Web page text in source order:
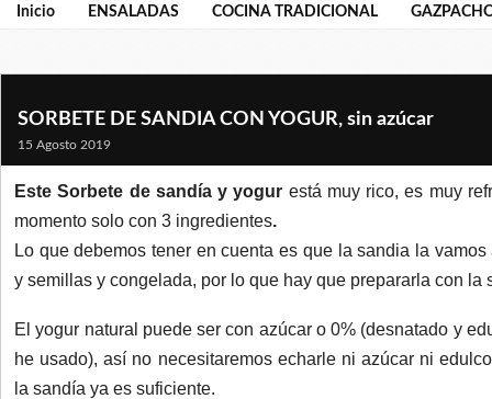
Inicio ENSALADAS COCINA TRADICIONAL
SORBETE DE SANDIA CON YOGUR, sin azúcar
15 Agosto 2019
Este Sorbete de sandía y yogur está muy rico, es muy
momento solo con 3 ingredientes.
Lo que debemos tener en cuenta es que la sandia la
y semillas y congelada, por lo que hay que prepararla con la
El yogur natural puede ser con azúcar o 0% (desnatado y
he usado), así no necesitaremos echarle ni azúcar ni
la sandía ya es suficiente.